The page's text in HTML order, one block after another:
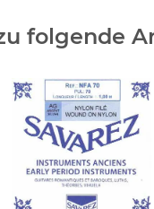
folgende